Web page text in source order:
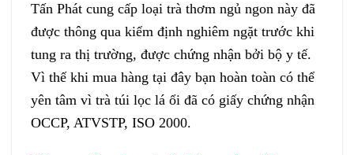
Tấn Phát cung cấp loại trà thơm ngủ ngon này đã
được thông qua kiểm định nghiêm ngặt trước khi
tung ra thị trường, được chứng nhận bởi bộ y tế.
Vì thế khi mua hàng tại đây bạn hoàn toàn có thể
yên tâm vì trà túi lọc lá ổi đã có giấy chứng nhận
OCCP, ATVSTP, ISO 2000.